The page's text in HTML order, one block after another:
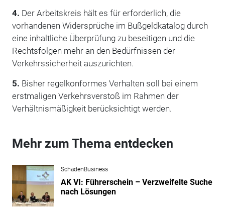
4. Der Arbeitskreis hält es für erforderlich, die
vorhandenen Widersprüche im Bußgeldkatalog durch
eine inhaltliche Überprüfung zu beseitigen und die
Rechtsfolgen mehr an den Bedürfnissen der
Verkehrssicherheit auszurichten.
5. Bisher regelkonformes Verhalten soll bei einem
erstmaligen Verkehrsverstoß im Rahmen der
Verhältnismäßigkeit berücksichtigt werden.
Mehr zum Thema entdecken
SchadenBusiness
AK VI: Führerschein – Verzweifelte Suche
nach Lösungen